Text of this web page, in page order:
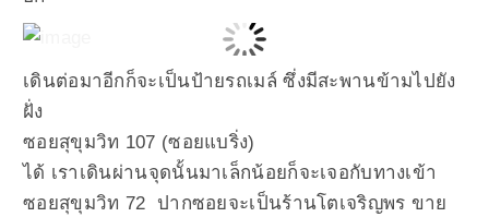
เดินต่อมาอีกก็จะเป็นป้ายรถเมล์ ซึ่งมีสะพานข้ามไปยัง
ฝั่ง
ซอยสุขุมวิท 107 (ซอยแบริ่ง)
ได้ เราเดินผ่านจุดนั้นมาเล็กน้อยก็จะเจอกับทางเข้า
ซอยสุขุมวิท 72 ปากซอยจะเป็นร้านโตเจริญพร ขาย